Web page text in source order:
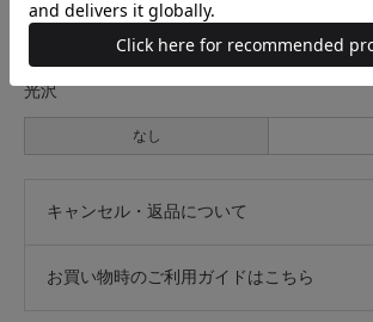
なし
光沢
なし
キャンセル・返品について
お買い物時のご利用ガイドはこちら